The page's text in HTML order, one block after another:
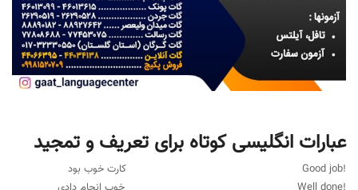
عبارات انگلیسی کوتاه برای تعریف و تمجید
!Good job کارت خوب بود